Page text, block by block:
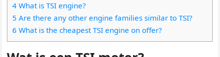
4 What is TSI engine?
5 Are there any other engine families similar to TSI?
6 What is the cheapest TSI engine on offer?